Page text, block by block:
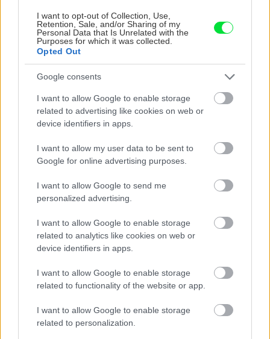
I want to opt-out of Collection, Use,
Retention, Sale, and/or Sharing of my
Personal Data that Is Unrelated with the
Purposes for which it was collected.
Opted Out
Google consents
I want to allow Google to enable storage
related to advertising like cookies on web or
device identifiers in apps.
I want to allow my user data to be sent to
Google for online advertising purposes.
I want to allow Google to send me
personalized advertising.
I want to allow Google to enable storage
related to analytics like cookies on web or
device identifiers in apps.
I want to allow Google to enable storage
related to functionality of the website or app.
I want to allow Google to enable storage
related to personalization.
domáci získať priestor
navyše
Koľko vydrží puding v
chladničke? Je to viac, ako
si myslíte
KOMENTÁRE Pridať komentár
VIDEO